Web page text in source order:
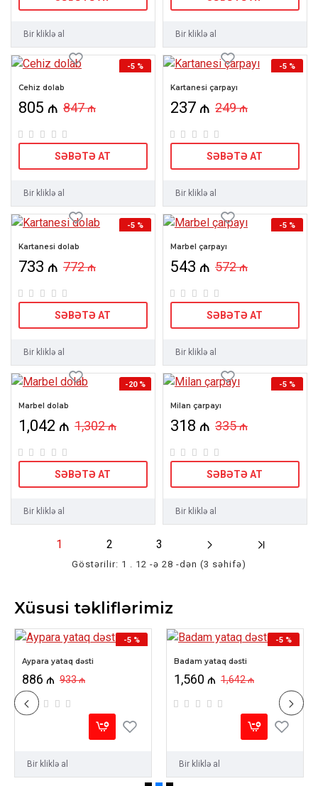
Bir kliklə al Bir kliklə al
-5 %
Cehiz dolab
805 ₼ 847 ₼
SƏBƏTƏ AT
Bir kliklə al
-5 %
Kartanesi çarpayı
237 ₼ 249 ₼
SƏBƏTƏ AT
Bir kliklə al
-5 %
Kartanesi dolab
733 ₼ 772 ₼
SƏBƏTƏ AT
Bir kliklə al
-5 %
Marbel çarpayı
543 ₼ 572 ₼
SƏBƏTƏ AT
Bir kliklə al
-20 %
Marbel dolab
1,042 ₼ 1,302 ₼
SƏBƏTƏ AT
Bir kliklə al
-5 %
Milan çarpayı
318 ₼ 335 ₼
SƏBƏTƏ AT
Bir kliklə al
1 2 3
Göstərilir: 1 . 12 -ə 28 -dən (3 səhifə)
Xüsusi təkliflərimiz
-5 %
Aypara yataq dəsti
886 ₼ 933 ₼
Bir kliklə al
-5 %
Badam yataq dəsti
1,560 ₼ 1,642 ₼
Bir kliklə al